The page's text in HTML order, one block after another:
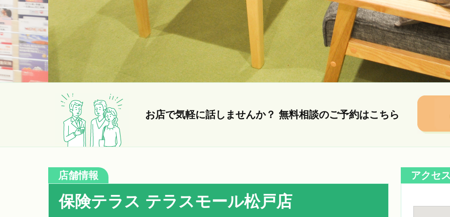
お店で気軽に話しませんか？ 無料相談のご予約はこちら
店舗情報
保険テラス テラスモール松戸店
アクセ